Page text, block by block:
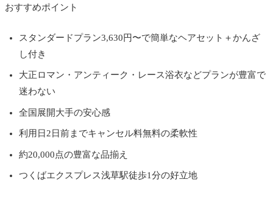
おすすめポイント
スタンダードプラン3,630円〜で簡単なヘアセット＋かんざ
し付き
大正ロマン・アンティーク・レース浴衣などプランが豊富で
迷わない
全国展開大手の安心感
利用日2日前までキャンセル料無料の柔軟性
約20,000点の豊富な品揃え
つくばエクスプレス浅草駅徒歩1分の好立地